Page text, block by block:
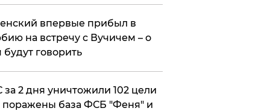
впервые прибыл в
на встречу с Вучичем – о
будут говорить
за 2 дня уничтожили 102 цели
база ФСБ "Феня" и